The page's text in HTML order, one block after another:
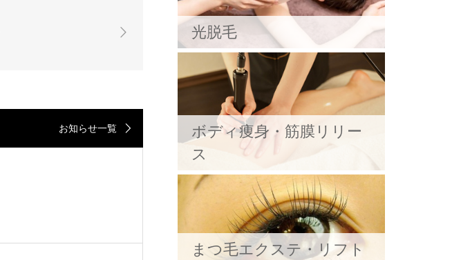
お知らせ一覧
光脱毛
ボディ痩身・筋膜リリー
ス
まつ毛エクステ・リフト